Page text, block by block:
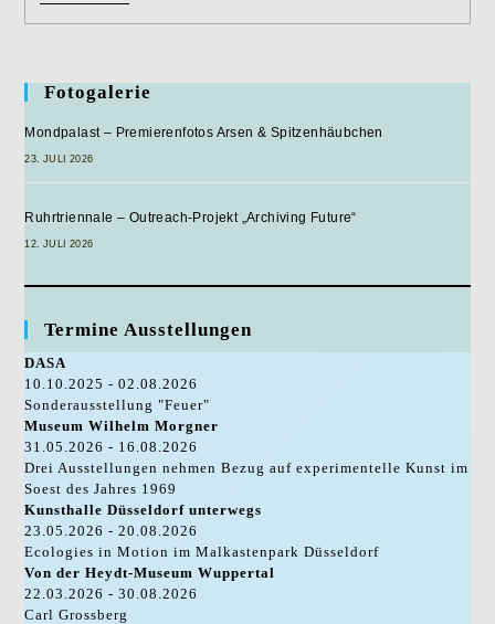
OF
BALAGAN
Fotogalerie
Mondpalast – Premierenfotos Arsen & Spitzenhäubchen
23. JULI 2026
Ruhrtriennale – Outreach-Projekt „Archiving Future“
12. JULI 2026
Termine Ausstellungen
DASA
10.10.2025 - 02.08.2026
Sonderausstellung "Feuer"
Museum Wilhelm Morgner
31.05.2026 - 16.08.2026
Drei Ausstellungen nehmen Bezug auf experimentelle Kunst im
Soest des Jahres 1969
Kunsthalle Düsseldorf unterwegs
23.05.2026 - 20.08.2026
Ecologies in Motion im Malkastenpark Düsseldorf
Von der Heydt-Museum Wuppertal
22.03.2026 - 30.08.2026
Carl Grossberg